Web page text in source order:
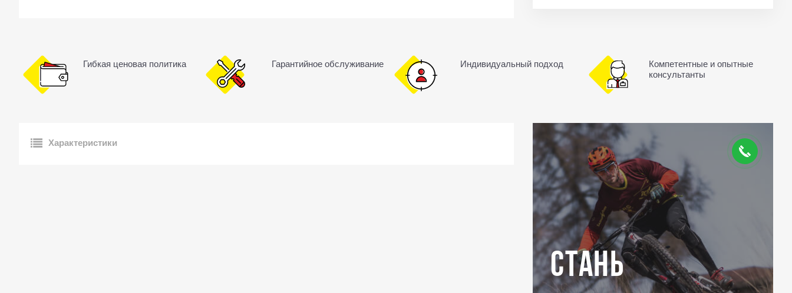
Гибкая ценовая политика Гарантийное обслуживание Индивидуальный подход
Компетентные и опытные
консультанты
Характеристики
Стань